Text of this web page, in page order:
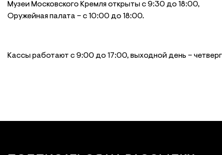
Музеи Московского Кремля открыты с 9:30 до 18:00,
Оружейная палата – с 10:00 до 18:00.
Кассы работают с 9:00 до 17:00, выходной день –